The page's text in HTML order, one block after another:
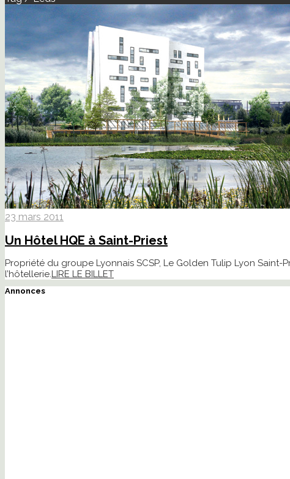
23 mars 2011
Un Hôtel HQE à Saint-Priest
Propriété du groupe Lyonnais SCSP, Le Golden Tulip Lyon
l’hôtellerie.LIRE LE BILLET
Annonces